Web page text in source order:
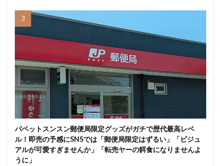
パペットスンスン郵便局限定グッズがガチで歴代最高レベ
ル！即売の予感にSNSでは「郵便局限定はずるい」「ビジュ
アルが可愛すぎませんか」「転売ヤーの餌食になりませんよ
うに」